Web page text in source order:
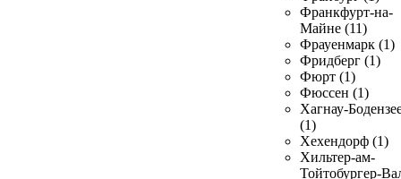
Франкфурт-на-
Майне (11)
Фрауенмарк (1)
Фридберг (1)
Фюрт (1)
Фюссен (1)
Хагнау-
(1)
Хехендорф (1)
Хильтер-ам-
Тойтобургер-